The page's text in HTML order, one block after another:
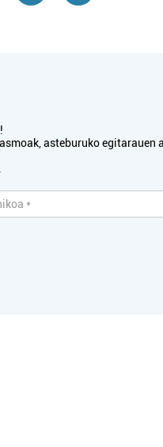
asteburuko egitarauen